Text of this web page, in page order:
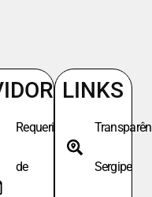
Requeri.
de
LINKS
Sergipe